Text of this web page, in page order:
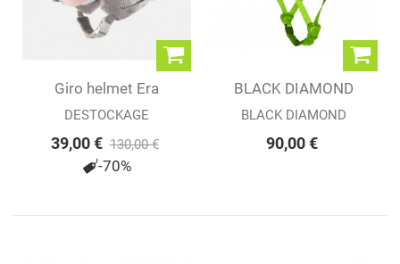
Giro helmet Era
DESTOCKAGE
39,00 € 130,00 €
-70%
BLACK DIAMOND
VECTOR HELMET
BLACK DIAMOND
90,00 €